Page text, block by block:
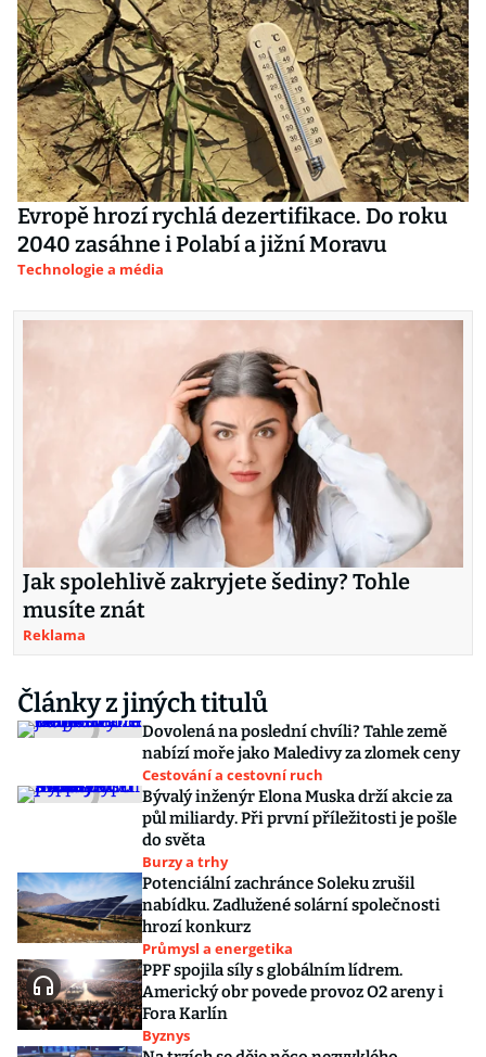
Evropě hrozí rychlá dezertifikace. Do roku
2040 zasáhne i Polabí a jižní Moravu
Technologie a média
Jak spolehlivě zakryjete šediny? Tohle
musíte znát
Reklama
Články z jiných titulů
Dovolená na poslední chvíli? Tahle země
nabízí moře jako Maledivy za zlomek ceny
Cestování a cestovní ruch
Bývalý inženýr Elona Muska drží akcie za
půl miliardy. Při první příležitosti je pošle
do světa
Burzy a trhy
Potenciální zachránce Soleku zrušil
nabídku. Zadlužené solární společnosti
hrozí konkurz
Průmysl a energetika
PPF spojila síly s globálním lídrem.
Americký obr povede provoz O2 areny i
Fora Karlín
Byznys